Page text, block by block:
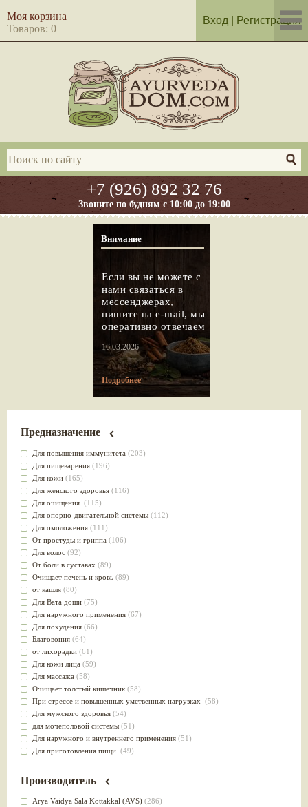
+7 (926) 892 32 76
Звоните по будням с 10:00 до 19:00
Моя корзина
Товаров: 0
Вход Регистрация
Внимание
Если вы не можете с
нами связаться в
мессенджерах,
пишите на e-mail, мы
оперативно отвечаем
16.03.2026
Подробнее
Предназначение
Для повышения иммунитета (203)
Для пищеварения (196)
Для кожи (165)
Для женского здоровья (116)
Для очищения (115)
Для опорно-двигательной системы (112)
Для омоложения (111)
От простуды и гриппа (106)
Для волос (92)
От боли в суставах (89)
Очищает печень и кровь (89)
от кашля (80)
Для Вата доши (75)
Для наружного применения (67)
Для похудения (66)
Благовония (64)
от лихорадки (61)
Для кожи лица (59)
Для массажа (58)
Очищает толстый кишечник (58)
При стрессе и повышенных умственных нагрузках (58)
Для мужского здоровья (54)
для мочеполовой системы (51)
Для наружного и внутреннего применения (51)
Для приготовления пищи (49)
от инфекций мочеполовой системы(49)
для суставов
Лечит опухоли и отеки(46)
Производитель
Arya Vaidya Sala Kottakkal (AVS) (286)